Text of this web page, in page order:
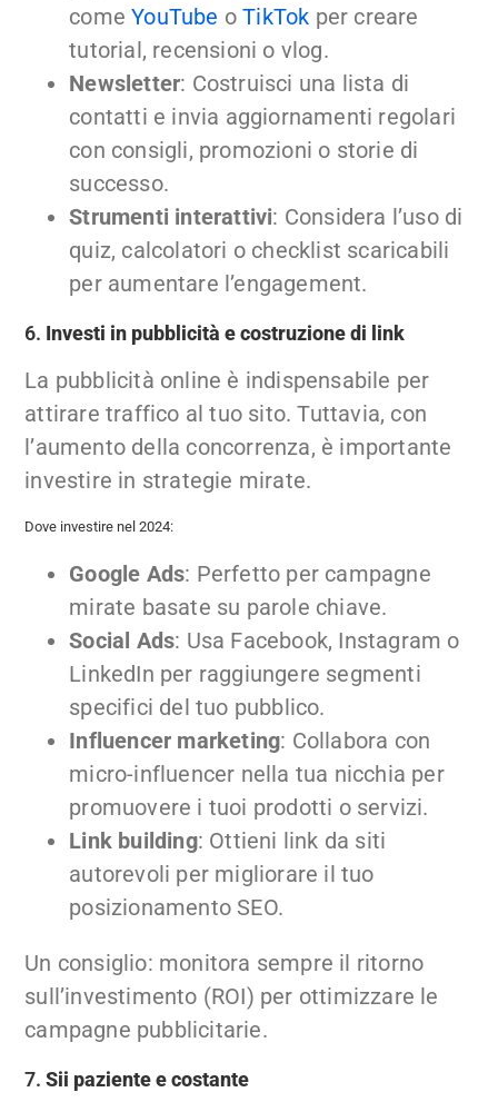
comeYouTube oTikTok per creare
tutorial, recensioni o vlog.
Newsletter: Costruisci una lista di
contatti e invia aggiornamenti regolari
con consigli, promozioni o storie di
successo.
Strumenti interattivi: Considera l’uso di
quiz, calcolatori o checklist scaricabili
per aumentare l’engagement.
6. Investi in pubblicità e costruzione di link
La pubblicità online è indispensabile per
attirare traffico al tuo sito. Tuttavia, con
l’aumento della concorrenza, è importante
investire in strategie mirate.
Dove investire nel 2024:
Google Ads: Perfetto per campagne
mirate basate su parole chiave.
Social Ads: Usa Facebook, Instagram o
LinkedIn per raggiungere segmenti
specifici del tuo pubblico.
Influencer marketing: Collabora con
micro-influencer nella tua nicchia per
promuovere i tuoi prodotti o servizi.
Link building: Ottieni link da siti
autorevoli per migliorare il tuo
posizionamento SEO.
Un consiglio: monitora sempre il ritorno
sull’investimento (ROI) per ottimizzare le
campagne pubblicitarie.
7.Sii paziente e costante